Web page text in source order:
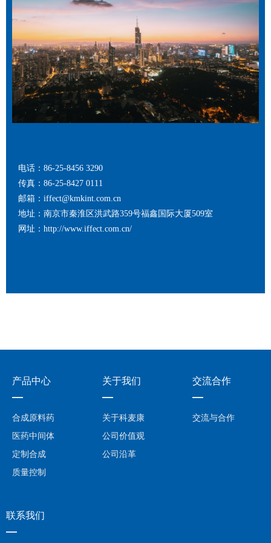
电话：86-25-8456 3290
传真：86-25-8427 0111
邮箱：iffect@kmkint.com.cn
地址：南京市秦淮区洪武路359号福鑫国际大厦509室
网址：http://www.iffect.com.cn/
联系我们
—
合成原料药
医药中间体
定制合成
质量控制
产品中心
—
关于科麦康
公司价值观
公司沿革
关于我们
—
交流合作
—
交流与合作